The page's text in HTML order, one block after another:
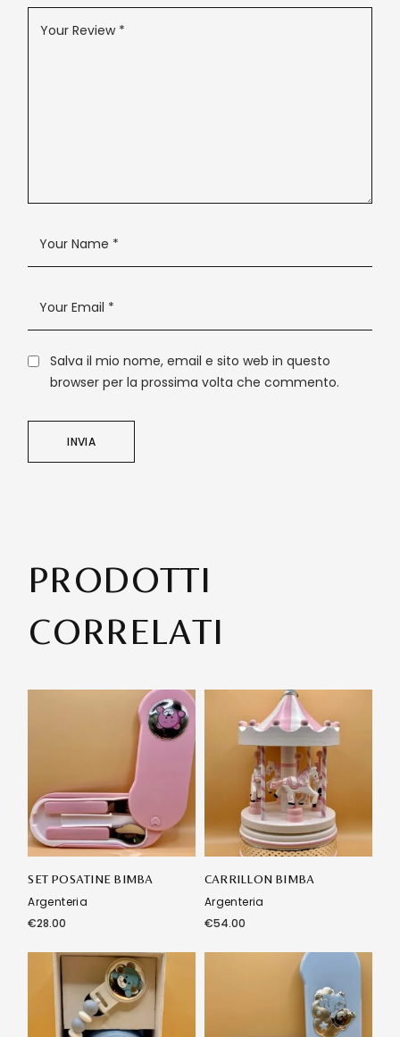
Salva il mio nome, email e sito web in questo
browser per la prossima volta che commento.
INVIA
PRODOTTI
CORRELATI
SET POSATINE BIMBA
Argenteria
€28.00
CARRILLON BIMBA
Argenteria
€54.00